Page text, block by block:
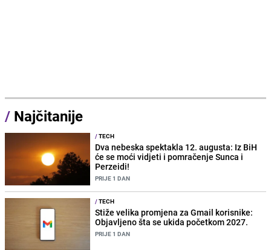
/ Najčitanije
/TECH
Dva nebeska spektakla 12. augusta: Iz BiH
će se moći vidjeti i pomračenje Sunca i
Perzeidi!
PRIJE 1 DAN
/TECH
Stiže velika promjena za Gmail korisnike:
Objavljeno šta se ukida početkom 2027.
PRIJE 1 DAN